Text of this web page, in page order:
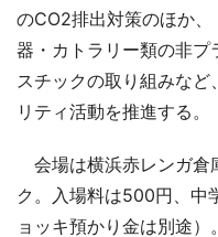
のCO2排出対策のほか
器・カトラリー類の非プ
スチックの取り組みな
リティ活動を推進する。
会場は横浜赤レンガ倉
ク。入場料は500円、中
ョッキ預かり金は別途）。